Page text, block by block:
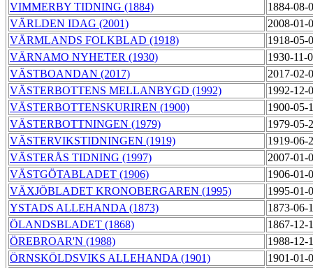
VIMMERBY TIDNING (1884)
1884-08-
VÄRLDEN IDAG (2001)
2008-01-
VÄRMLANDS FOLKBLAD (1918)
1918-05-
VÄRNAMO NYHETER (1930)
1930-11-
VÄSTBOANDAN (2017)
2017-02-
VÄSTERBOTTENS MELLANBYGD (1992)
1992-12-
VÄSTERBOTTENSKURIREN (1900)
1900-05-
VÄSTERBOTTNINGEN (1979)
1979-05-
VÄSTERVIKSTIDNINGEN (1919)
1919-06-
VÄSTERÅS TIDNING (1997)
2007-01-
VÄSTGÖTABLADET (1906)
1906-01-
VÄXJÖBLADET KRONOBERGAREN (1995)
1995-01-
YSTADS ALLEHANDA (1873)
1873-06-
ÖLANDSBLADET (1868)
1867-12-
ÖREBROAR'N (1988)
1988-12-
ÖRNSKÖLDSVIKS ALLEHANDA (1901)
1901-01-